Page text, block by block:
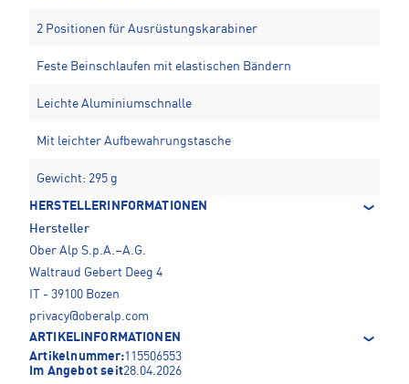
2 Positionen für Ausrüstungskarabiner
Feste Beinschlaufen mit elastischen Bändern
Leichte Aluminiumschnalle
Mit leichter Aufbewahrungstasche
Gewicht: 295 g
HERSTELLERINFORMATIONEN
Hersteller
Ober Alp S.p.A.–A.G.
Waltraud Gebert Deeg 4
IT - 39100 Bozen
privacy@oberalp.com
ARTIKELINFORMATIONEN
Artikelnummer:115506553
Im Angebot seit28.04.2026